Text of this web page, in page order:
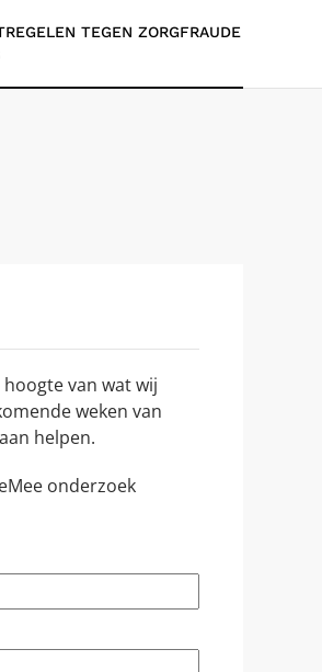
TEGEN ZORGFRAUDE
van wat wij
weken van
helpen.
onderzoek